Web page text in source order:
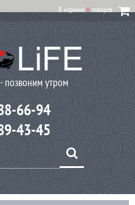
В корзине 0 товаров
позвоним утром
66-94
43-45